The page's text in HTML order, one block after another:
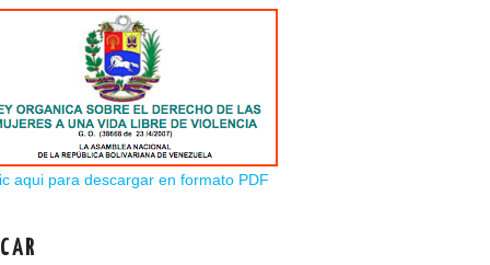
aqui para descargar en formato PDF